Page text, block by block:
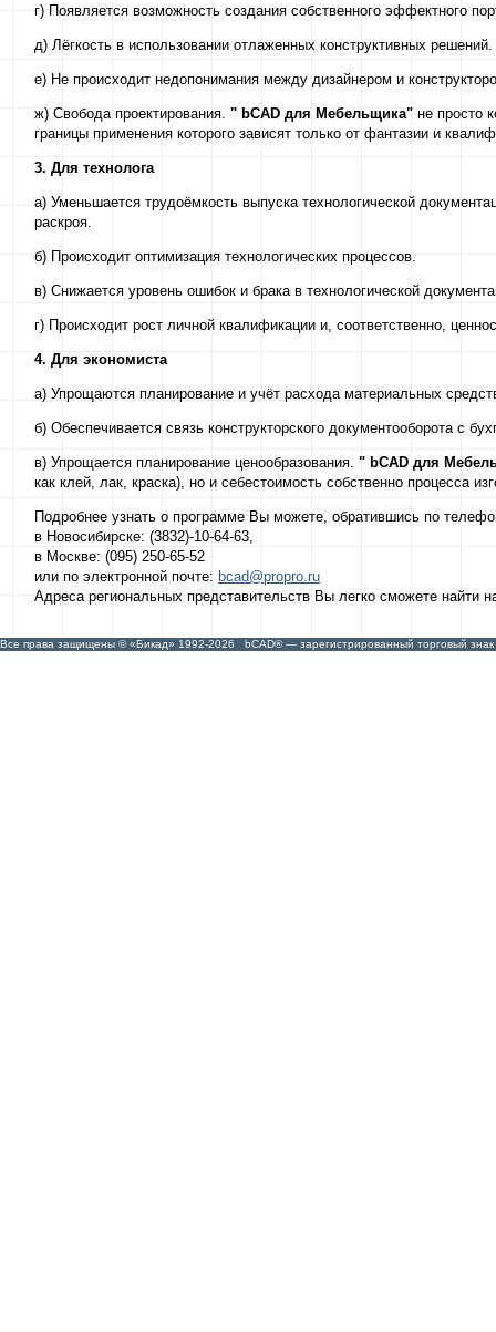
г) Появляется возможность создания собственного эффектного
д) Лёгкость в использовании отлаженных конструктивных
е) Не происходит недопонимания между дизайнером и
ж) Свобода проектирования. "bCADдля Мебельщика" не просто
границы применения которого зависят только от фантазии и
3. Для технолога
а) Уменьшается трудоёмкость выпуска технологической
раскроя.
б) Происходит оптимизация технологических процессов.
в) Снижается уровень ошибок и брака в технологической
г) Происходит рост личной квалификации и, соответственно,
4. Для экономиста
а) Упрощаются планирование и учёт расхода материальных
б) Обеспечивается связь конструкторского документооборота с
в) Упрощается планирование ценообразования. "bCADдля
как клей, лак, краска), но и себестоимость собственно процесса
Подробнее узнать о программе Вы можете, обратившись по
в Новосибирске: (3832)-10-64-63,
в Москве: (095) 250-65-52
или по электронной почте: bcad@propro.ru
Адреса региональных представительств Вы легко сможете найти
Все права защищены © «Бикад» 1992-2026 bCAD® — зарегистрированный торговый